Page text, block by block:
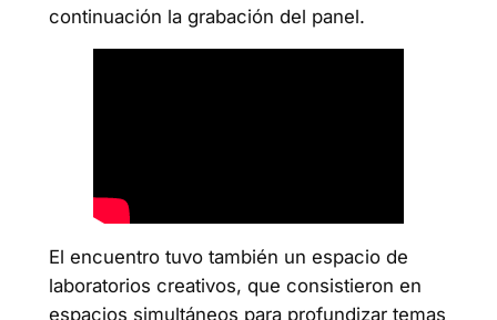
continuación la grabación del panel.
El encuentro tuvo también un espacio de
laboratorios creativos, que consistieron en
espacios simultáneos para profundizar temas